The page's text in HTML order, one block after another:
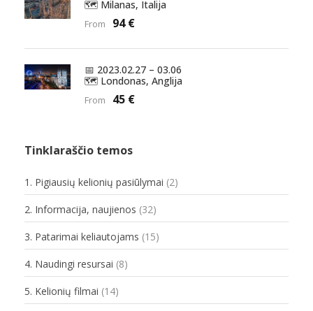
🗺️ Milanas, Italija
From 94 €
📅 2023.02.27 – 03.06
🗺️ Londonas, Anglija
From 45 €
Tinklaraščio temos
1. Pigiausių kelionių pasiūlymai (2)
2. Informacija, naujienos (32)
3. Patarimai keliautojams (15)
4. Naudingi resursai (8)
5. Kelionių filmai (14)